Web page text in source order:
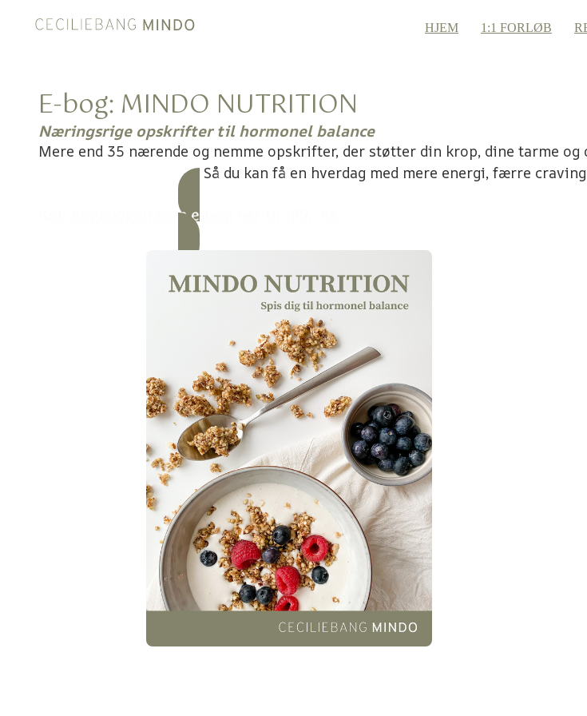
HJEM 1:1 FORLØB
E-bog: MINDO NUTRITION
Næringsrige opskrifter til hormonel balance
Mere end 35 nærende og nemme opskrifter, der støtter din krop, dine tarme og
Så du kan få en hverdag med mere energi, færre
Køb kogebogen som e-bog her til 199,- kr.